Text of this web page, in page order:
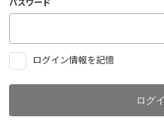
パスワード
ログイン情報を記憶